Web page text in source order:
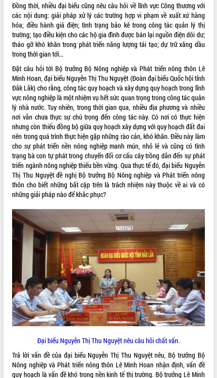
Hội thảo góp ý hồ sơ điều chỉnh quy
hoạch tỉnh Đắk Lắk thời kỳ 2021-2030,
tầm nhìn đến năm 2050
Nâng cao hiệu quả hoạt động của các
doanh nghiệp nhà nước
Hội nghị triển khai kết nối mạng
truyền số liệu chuyên dùng phục vụ cơ
quan Đảng, Nhà nước
Lễ phát động chuỗi hoạt động chung
tay làm sạch môi trường
Xã Ea Kar bước chuyển mình trong
công tác cải cách hành chính mô hình
mới
UBND tỉnh họp báo định kỳ tháng 4
năm 2026
Hội thảo khoa học “Giải pháp thúc đẩy
phát triển nền kinh tế xanh tại tỉnh
Đắk Lắk”
hiện nhiệm vụ quản lý tài sản công
hàng tuần
Tháo gỡ những vướng mắc, đẩy mạnh
công tác cải cách thủ tục hành chính
tại Trung tâm Phục vụ hành chính
công tỉnh
Đắk Lắk: Tôn vinh 46 giải pháp tại Hội
thi Sáng tạo Kỹ thuật 2024 - 2025
Đắk Lắk rà soát, điều chỉnh Đề án 190
về phát triển nuôi trồng thủy sản
Phó Chủ tịch UBND tỉnh Đắk Lắk
Trương Công Thái kiểm tra thực địa
Dự án cao tốc Khánh Hòa - Buôn Ma
Định vị cà phê Việt Nam như một “di
sản sống” trong dòng chảy toàn cầu
Đồng thời, nhiều đại biểu cũng nêu câu hỏi về lĩnh vực Công thương với
các nội dung: giải pháp xử lý các trường hợp vi phạm về xuất xứ hàng
hóa; điều hành giá điện; tình trạng bảo kê trong công tác quản lý thị
trường; tạo điều kiện cho các hộ gia đình được bán lại nguồn điện dôi dư;
tháo gỡ khó khăn trong phát triển năng lượng tái tạo; dự trữ xăng dầu
trong thời gian tới…
Đặt câu hỏi tới Bộ trưởng Bộ Nông nghiệp và Phát triển nông thôn Lê
Minh Hoan, đại biểu Nguyễn Thị Thu Nguyệt (Đoàn đại biểu Quốc hội tỉnh
Đắk Lắk) cho rằng, công tác quy hoạch và xây dựng quy hoạch trong lĩnh
vực nông nghiệp là một nhiệm vụ hết sức quan trọng trong công tác quản
lý nhà nước. Tuy nhiên, trong thời gian qua, nhiều địa phương và nhiều
nơi vẫn chưa thực sự chú trọng đến công tác này. Có nơi có thực hiện
nhưng còn thiếu đồng bộ giữa quy hoạch xây dựng với quy hoạch đất đai
nên trong quá trình thực hiện gặp những rào cản, khó khăn. Điều này làm
cho sự phát triển nền nông nghiệp manh mún, nhỏ lẻ và cũng có tình
trạng bà con tự phát trong chuyển đổi cơ cấu cây trồng dẫn đến sự phát
triển ngành nông nghiệp thiếu bền vững. Qua thực tế đó, đại biểu Nguyễn
Thị Thu Nguyệt đề nghị Bộ trưởng Bộ Nông nghiệp và Phát triển nông
thôn cho biết những bất cập trên là trách nhiệm này thuộc về ai và có
những giải pháp nào để khắc phục?
Đại biểu Nguyễn Thị Thu Nguyệt nêu câu hỏi chất vấn.
Trả lời vấn đề của đại biểu Nguyễn Thị Thu Nguyệt nêu, Bộ trưởng Bộ
Nông nghiệp và Phát triển nông thôn Lê Minh Hoan nhận định, vấn đề
quy hoạch là vấn đề khó trong nền kinh tế thị trường. Bộ trưởng Lê Minh